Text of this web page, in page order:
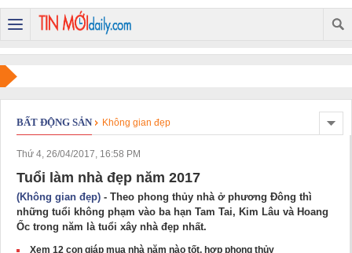
BẤT ĐỘNG SẢN Không gian đẹp
Thứ 4, 26/04/2017, 16:58 PM
Tuổi làm nhà đẹp năm 2017
(Không gian đẹp) - Theo phong thủy nhà ở phương Đông thì
những tuổi không phạm vào ba hạn Tam Tai, Kim Lâu và Hoang
Ốc trong năm là tuổi xây nhà đẹp nhất.
Xem 12 con giáp mua nhà năm nào tốt, hợp phong thủy